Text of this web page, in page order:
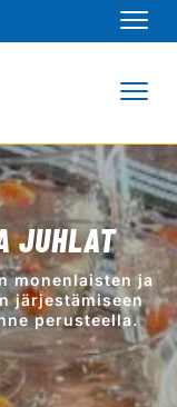
kokoukset
JUHLAT
monenlaisten ja
järjestämiseen
perusteella.